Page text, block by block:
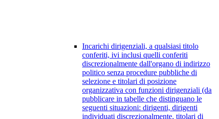
Incarichi dirigenziali, a qualsiasi titolo
conferiti, ivi inclusi quelli conferiti
discrezionalmente dall'organo di indirizzo
politico senza procedure pubbliche di
selezione e titolari di posizione
organizzativa con funzioni dirigenziali (da
pubblicare in tabelle che distinguano le
seguenti situazioni: dirigenti, dirigenti
individuati discrezionalmente, titolari di